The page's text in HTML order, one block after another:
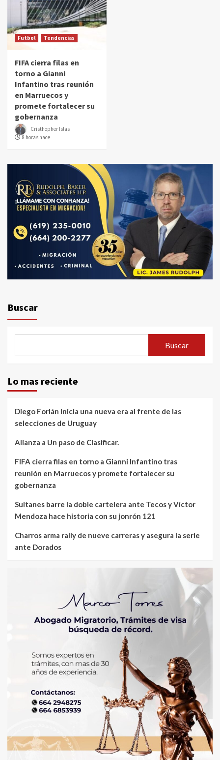
Futbol Tendencias
FIFA cierra filas en
torno a Gianni
Infantino tras reunión
en Marruecos y
promete fortalecer su
gobernanza
Cristhopher Islas
8 horas hace
Buscar
Buscar
Lo mas reciente
Diego Forlán inicia una nueva era al frente de las
selecciones de Uruguay
Alianza a Un paso de Clasificar.
FIFA cierra filas en torno a Gianni Infantino tras
reunión en Marruecos y promete fortalecer su
gobernanza
Sultanes barre la doble cartelera ante Tecos y Víctor
Mendoza hace historia con su jonrón 121
Charros arma rally de nueve carreras y asegura la serie
ante Dorados